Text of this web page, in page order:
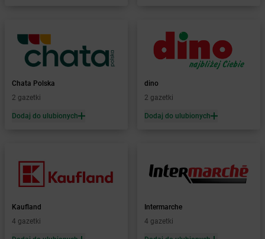
Żabka Biórków Mały
Żabka Biskupice
Żabka Biskupiec
Żabka Biskupów
Żabka Blachownia
Żabka Błażejewo
Żabka Blok Dobryszyce
Żabka Błonie
Żabka Bobolin
Żabka Bobowa
Chata Polska
2 gazetki
Dodaj do ulubionych
dino
2 gazetki
Dodaj do ulubionych
Kaufland
4 gazetki
Intermarche
4 gazetki